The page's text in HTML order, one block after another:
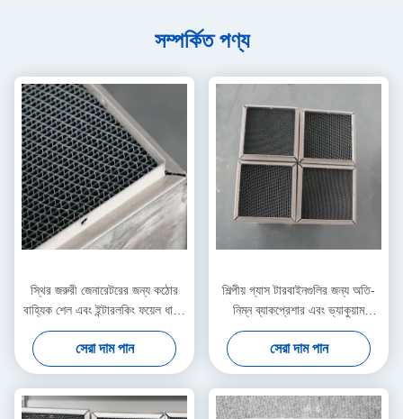
সম্পর্কিত পণ্য
স্থির জরুরী জেনারেটরের জন্য কঠোর
বাহ্যিক শেল এবং ইন্টারলকিং ফয়েল ধাতব
সাবস্ট্র্যাট
সেরা দাম পান
শিল্পীয় গ্যাস টারবাইনগুলির জন্য অতি-
নিম্ন ব্যাকপ্রেশার এবং ভ্যাকুয়াম
ব্রেইজড ধাতব সাবস্ট্র্যাট
সেরা দাম পান